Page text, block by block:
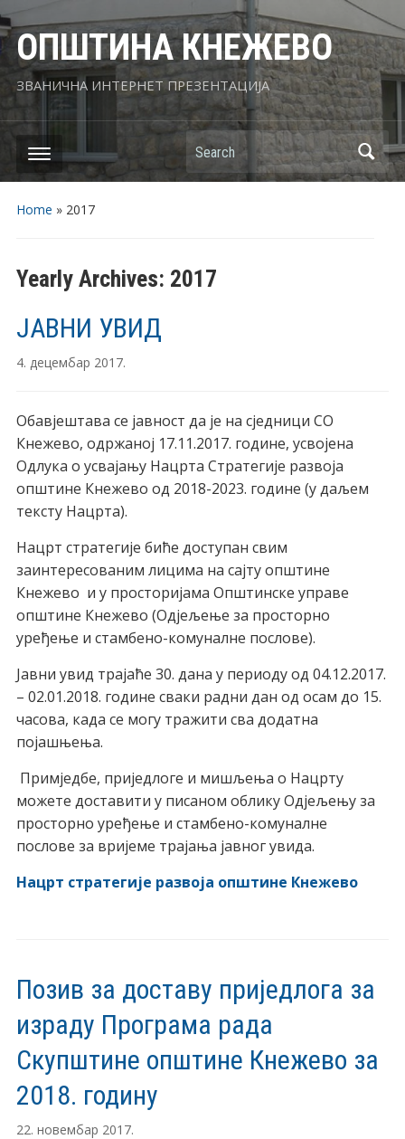
ОПШТИНА КНЕЖЕВО
ЗВАНИЧНА ИНТЕРНЕТ ПРЕЗЕНТАЦИЈА
Search
Home » 2017
Yearly Archives: 2017
ЈАВНИ УВИД
4. децембар 2017.
Обавјештава се јавност да је на сједници СО
Кнежево, одржаној 17.11.2017. године, усвојена
Одлука о усвајању Нацрта Стратегије развоја
општине Кнежево од 2018-2023. године (у даљем
тексту Нацрта).
Нацрт стратегије биће доступан свим
заинтересованим лицима на сајту општине
Кнежево и у просторијама Општинске управе
општине Кнежево (Одјељење за просторно
уређење и стамбено-комуналне послове).
Јавни увид трајаће 30. дана у периоду од 04.12.2017.
– 02.01.2018. године сваки радни дан од осам до 15.
часова, када се могу тражити сва додатна
појашњења.
Примједбе, приједлоге и мишљења о Нацрту
можете доставити у писаном облику Одјељењу за
просторно уређење и стамбено-комуналне
послове за вријеме трајања јавног увида.
Нацрт стратегије развоја општине Кнежево
Позив за доставу приједлога за
израду Програма рада
Скупштине општине Кнежево за
2018. годину
22. новембар 2017.